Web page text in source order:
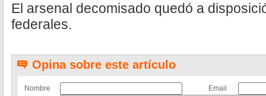
El arsenal decomisado quedó a
federales.
Opina sobre este artículo
Nombre
Email